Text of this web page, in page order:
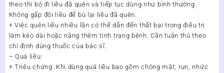
theo thì bỏ đi liều đã quên và tiếp tục dùng như bình thường.
Không gấp đôi liều để bù lại liều đã quên.
+ Việc quên liều nhiều lần có thể dẫn đến thất bại trong điều trị
làm kéo dài hoặc nặng thêm tình trạng bệnh. Cần tuân thủ theo
chỉ định dùng thuốc của bác sĩ.
– Quá liều:
+ Triệu chứng: Khi dùng quá liều bao gồm chóng mặt, run, nhức